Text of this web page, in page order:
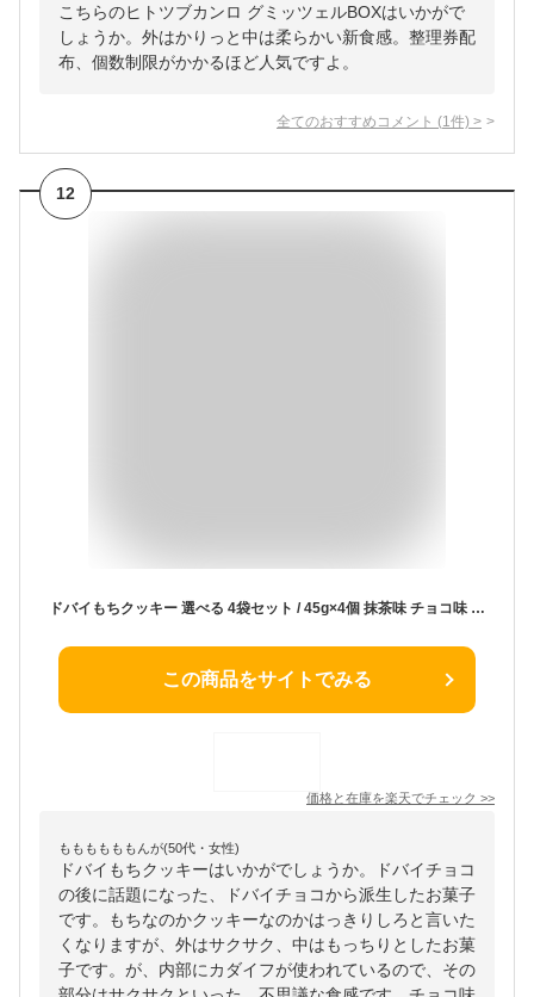
こちらのヒトツブカンロ グミッツェルBOXはいかがで
しょうか。外はかりっと中は柔らかい新食感。整理券配
布、個数制限がかかるほど人気ですよ。
全てのおすすめコメント (1 件) >
12
ドバイもちクッキー 選べる 4袋セット / 45g×4個 抹茶味 チョコ味 ドバイ もっちりクッキー ピスタチオ カダイフ ドバイチョコ ドゥチョンク スイーツ お菓子 チョンドゥク (冷凍)
この商品をサイトでみる
価格と在庫を楽天でチェック >>
ももももももんが(50代・女性)
ドバイもちクッキーはいかがでしょうか。ドバイチョコ
の後に話題になった、ドバイチョコから派生したお菓子
です。もちなのかクッキーなのかはっきりしろと言いた
くなりますが、外はサクサク、中はもっちりとしたお菓
子です。が、内部にカダイフが使われているので、その